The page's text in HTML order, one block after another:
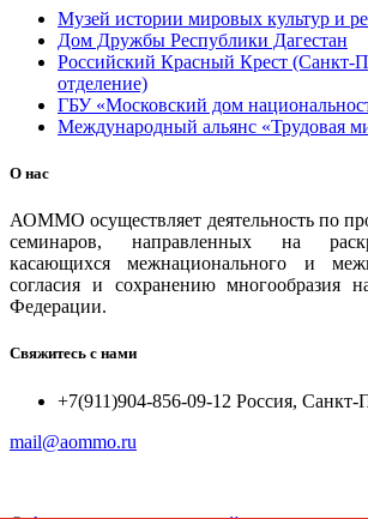
Музей истории мировых культур и
Дом Дружбы Республики Дагестан
Российский Красный Крест (Санкт-
отделение)
ГБУ «Московский дом
Международный альянс «Трудовая
О нас
АОММО осуществляет деятельность по
семинаров, направленных на
касающихся межнационального и
согласия и сохранению многообразия
Федерации.
Свяжитесь с нами
+7(911)904-856-09-12 Россия, Санкт-
mail@aommo.ru